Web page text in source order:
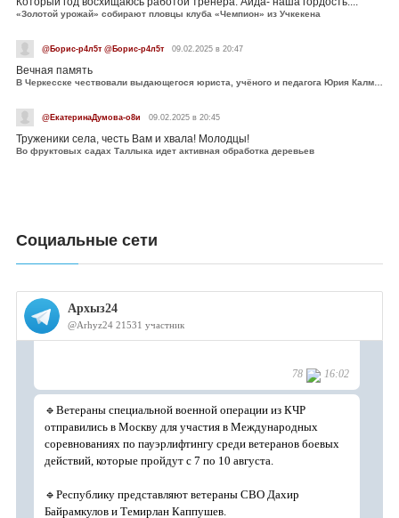
«Золотой урожай» собирают пловцы клуба «Чемпион» из Учкекена
@Борис-р4л5т @Борис-р4л5т 09.02.2025 в 20:47
Вечная память
В Черкесске чествовали выдающегося юриста, учёного и педагога Юрия Калмыкова
@ЕкатеринаДумова-о8и 09.02.2025 в 20:45
Труженики села, честь Вам и хвала! Молодцы!
Во фруктовых садах Таллыка идет активная обработка деревьев
Социальные сети